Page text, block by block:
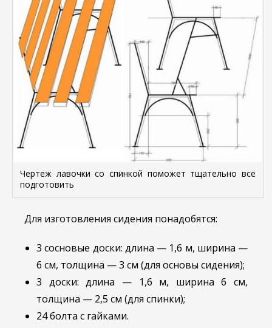
Чертеж лавочки со спинкой поможет тщательно всё
подготовить
Для изготовления сидения понадобятся:
3 сосновые доски: длина — 1,6 м, ширина —
6 см, толщина — 3 см (для основы сидения);
3 доски: длина — 1,6 м, ширина 6 см,
толщина — 2,5 см (для спинки);
24 болта с гайками.